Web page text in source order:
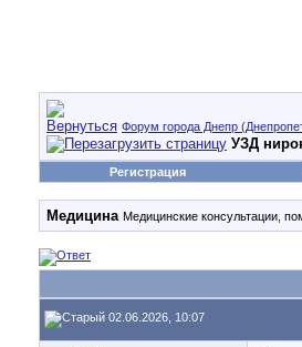
Форум города Днепр
УЗД
Регистрация
Медицина Медицинские консультации,
02.06.2026, 10:07